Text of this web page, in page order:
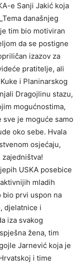
e Sanji Jakić koja
današnjeg
tim bio motiviran
da se postigne
izazov za
pratitelje, ali
i Planinarskog
Dragojlinu stazu,
mogućnostima,
je moguće samo
oko sebe. Hvala
osjećaju,
USKA posebice
mladih
bio prvi uspon na
djelatnice i
iza svakog
žena, tim
Jarnević koja je
i time